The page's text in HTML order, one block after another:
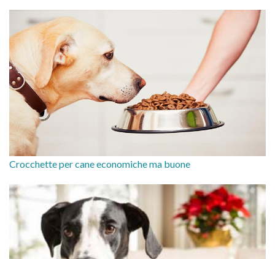
Crocchette per cane economiche ma buone